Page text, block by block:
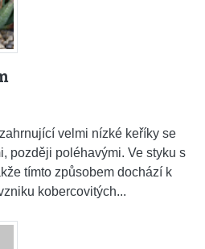
velmi nízké keříky se
později poléhavými. Ve styku s
tímto způsobem dochází k
kobercovitých...